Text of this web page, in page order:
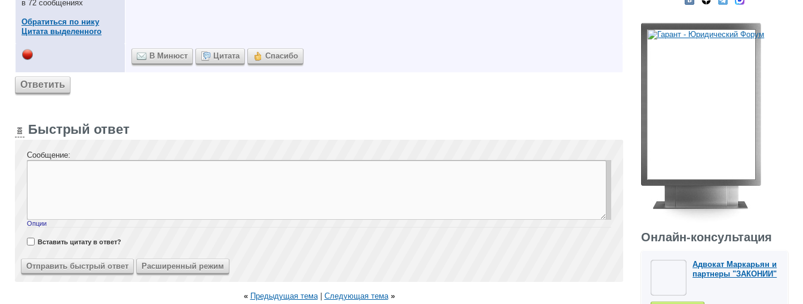
в 72 сообщениях
Обратиться по нику
Цитата выделенного
В Минюст Цитата Спасибо
Ответить
Быстрый ответ
Сообщение:
Опции
Вставить цитату в ответ?
« Предыдущая тема| Следующая тема »
Онлайн-консультация
Адвокат Маркарьян и
партнеры "ЗАКОНИИ"